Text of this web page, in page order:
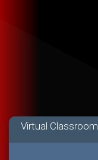
Virtual Classroom